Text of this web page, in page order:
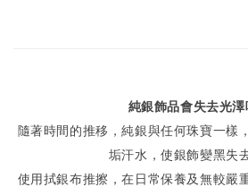
純銀飾品會失去光澤
隨著時間的推移，純銀與任何珠寶一樣
垢汗水，使銀飾變黑失
使用拭銀布推擦，在日常保養及無較嚴